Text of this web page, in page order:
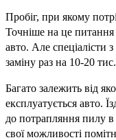
Пробіг, при якому
Точніше на це питання
авто. Але спеціалісти
заміну раз на 10-20
Багато залежить від
експлуатується авто.
до потрапляння пилу в
свої можливості